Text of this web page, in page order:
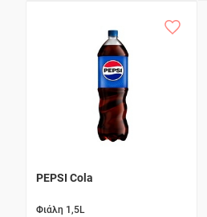
PEPSI Cola
Φιάλη 1,5L